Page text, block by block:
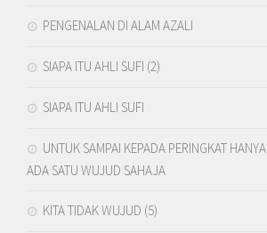
PENGENALAN DI ALAM AZALI
SIAPA ITU AHLI SUFI (2)
SIAPA ITU AHLI SUFI
UNTUK SAMPAI KEPADA PERINGKAT HANYA
ADA SATU WUJUD SAHAJA
KITA TIDAK WUJUD (5)